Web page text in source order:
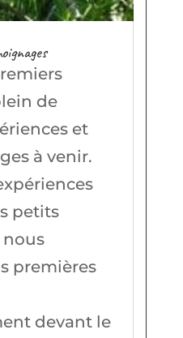
de
et
à venir.
petits
nous
premières
devant le